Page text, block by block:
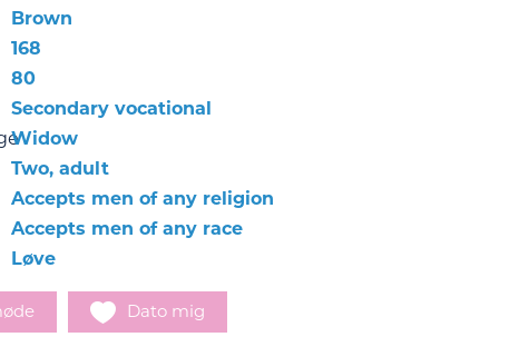
Brown
168
80
Secondary vocational
Widow
Two, adult
Accepts men of any religion
Accepts men of any race
Løve
Dato mig